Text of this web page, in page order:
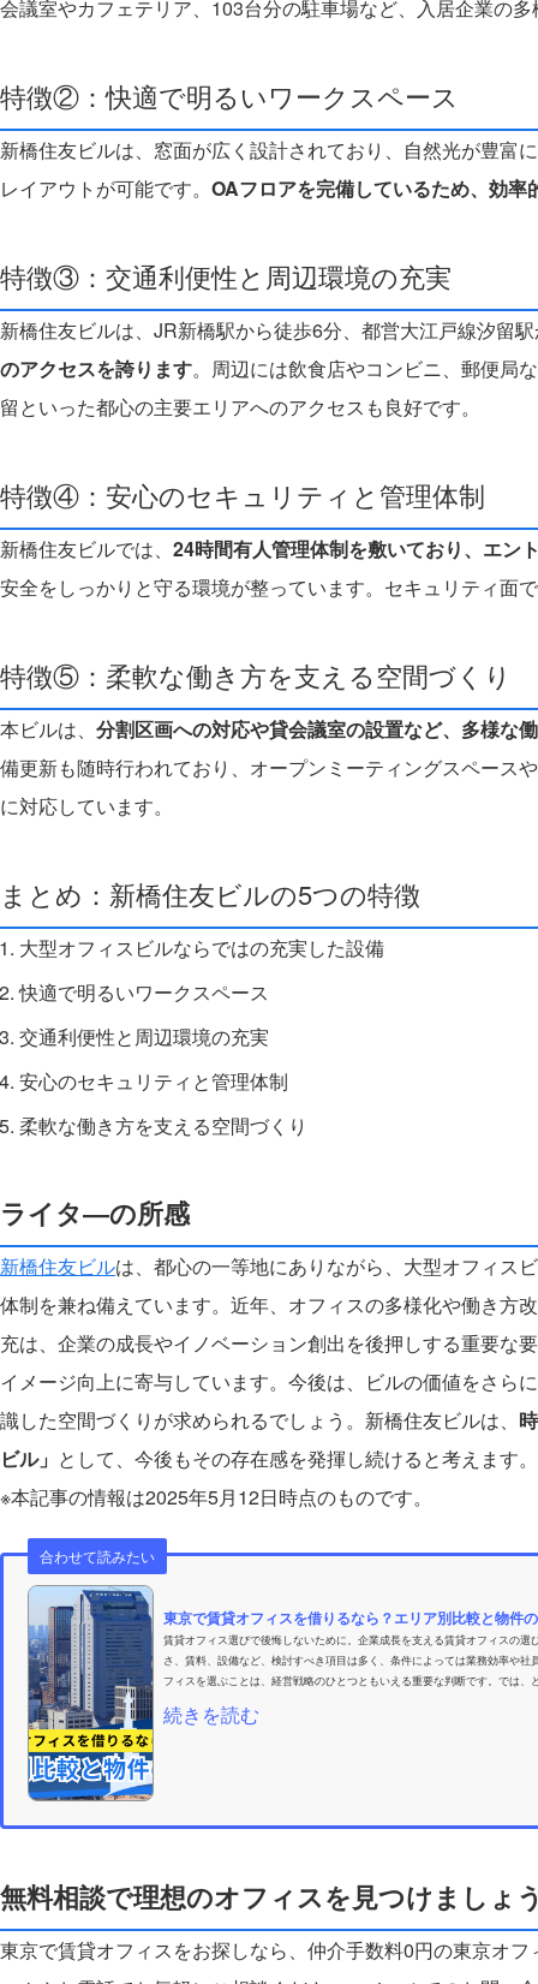
会議室やカフェテリア、103台分の駐車場など、入居企業の
特徴②：快適で明るいワークスペース
新橋住友ビルは、窓面が広く設計されており、自然光が豊富
レイアウトが可能です。 OAフロアを完備しているため、効
特徴③：交通利便性と周辺環境の充実
新橋住友ビルは、JR新橋駅から徒歩6分、都営大江戸線汐留
のアクセスを誇ります。周辺には飲食店やコンビニ、郵便局
留といった都心の主要エリアへのアクセスも良好です。
特徴④：安心のセキュリティと管理体制
新橋住友ビルでは、 24時間有人管理体制を敷いており、エン
安全をしっかりと守る環境が整っています。セキュリティ面
特徴⑤：柔軟な働き方を支える空間づくり
本ビルは、 分割区画への対応や貸会議室の設置など、多様な
備更新も随時行われており、オープンミーティングスペース
に対応しています。
まとめ：新橋住友ビルの5つの特徴
大型オフィスビルならではの充実した設備
快適で明るいワークスペース
交通利便性と周辺環境の充実
安心のセキュリティと管理体制
柔軟な働き方を支える空間づくり
ライタ―の所感
新橋住友ビルは、都心の一等地にありながら、大型オフィス
体制を兼ね備えています。近年、オフィスの多様化や働き方
充は、企業の成長やイノベーション創出を後押しする重要な
イメージ向上に寄与しています。今後は、ビルの価値をさら
識した空間づくりが求められるでしょう。新橋住友ビルは、
ビル」 として、今後もその存在感を発揮し続けると考えます。
※本記事の情報は2025年5月12日時点のものです。
合わせて読みたい
東京で賃貸オフィスを借りるなら？エリア別比較と物件
賃貸オフィス選びで後悔しないために。企業成長を支える賃貸オフィスの
さ、賃料、設備など、検討すべき項目は多く、条件によっては業務効率や
フィスを選ぶことは、経営戦略のひとつともいえる重要な判断です。では
続きを読む
無料相談で理想のオフィスを見つけましょ
東京で賃貸オフィスをお探しなら、仲介手数料0円の東京オ